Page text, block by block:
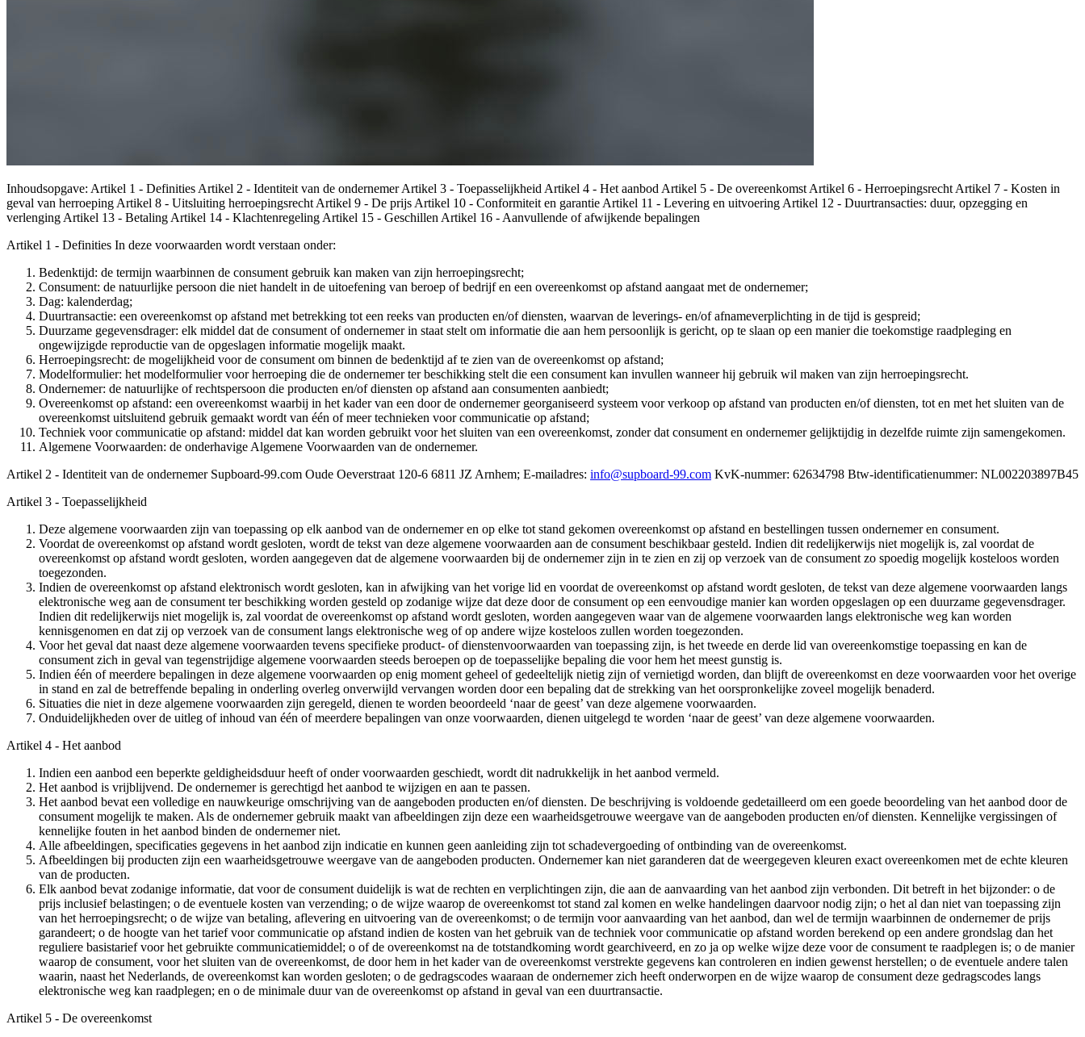
Inhoudsopgave: Artikel 1 - Definities Artikel 2 - Identiteit van de ondernemer Artikel 3 - Toepasselijkheid Artikel 4 - Het aanbod Artikel 5 - De overeenkomst Artikel 6 - Herroepingsrecht Artikel 7 - Kosten in
geval van herroeping Artikel 8 - Uitsluiting herroepingsrecht Artikel 9 - De prijs Artikel 10 - Conformiteit en garantie Artikel 11 - Levering en uitvoering Artikel 12 - Duurtransacties: duur, opzegging en
verlenging Artikel 13 - Betaling Artikel 14 - Klachtenregeling Artikel 15 - Geschillen Artikel 16 - Aanvullende of afwijkende bepalingen
Artikel 1 - Definities In deze voorwaarden wordt verstaan onder:
Bedenktijd: de termijn waarbinnen de consument gebruik kan maken van zijn herroepingsrecht;
Consument: de natuurlijke persoon die niet handelt in de uitoefening van beroep of bedrijf en een overeenkomst op afstand aangaat met de ondernemer;
Dag: kalenderdag;
Duurtransactie: een overeenkomst op afstand met betrekking tot een reeks van producten en/of diensten, waarvan de leverings- en/of afnameverplichting in de tijd is gespreid;
Duurzame gegevensdrager: elk middel dat de consument of ondernemer in staat stelt om informatie die aan hem persoonlijk is gericht, op te slaan op een manier die toekomstige raadpleging en
ongewijzigde reproductie van de opgeslagen informatie mogelijk maakt.
Herroepingsrecht: de mogelijkheid voor de consument om binnen de bedenktijd af te zien van de overeenkomst op afstand;
Modelformulier: het modelformulier voor herroeping die de ondernemer ter beschikking stelt die een consument kan invullen wanneer hij gebruik wil maken van zijn herroepingsrecht.
Ondernemer: de natuurlijke of rechtspersoon die producten en/of diensten op afstand aan consumenten aanbiedt;
Overeenkomst op afstand: een overeenkomst waarbij in het kader van een door de ondernemer georganiseerd systeem voor verkoop op afstand van producten en/of diensten, tot en met het sluiten van de
overeenkomst uitsluitend gebruik gemaakt wordt van één of meer technieken voor communicatie op afstand;
Techniek voor communicatie op afstand: middel dat kan worden gebruikt voor het sluiten van een overeenkomst, zonder dat consument en ondernemer gelijktijdig in dezelfde ruimte zijn samengekomen.
Algemene Voorwaarden: de onderhavige Algemene Voorwaarden van de ondernemer.
Artikel 2 - Identiteit van de ondernemer Supboard-99.com Oude Oeverstraat 120-6 6811 JZ Arnhem; E-mailadres: info@supboard-99.com KvK-nummer: 62634798 Btw-identificatienummer: NL002203897B45
Artikel 3 - Toepasselijkheid
Deze algemene voorwaarden zijn van toepassing op elk aanbod van de ondernemer en op elke tot stand gekomen overeenkomst op afstand en bestellingen tussen ondernemer en consument.
Voordat de overeenkomst op afstand wordt gesloten, wordt de tekst van deze algemene voorwaarden aan de consument beschikbaar gesteld. Indien dit redelijkerwijs niet mogelijk is, zal voordat de
overeenkomst op afstand wordt gesloten, worden aangegeven dat de algemene voorwaarden bij de ondernemer zijn in te zien en zij op verzoek van de consument zo spoedig mogelijk kosteloos worden
toegezonden.
Indien de overeenkomst op afstand elektronisch wordt gesloten, kan in afwijking van het vorige lid en voordat de overeenkomst op afstand wordt gesloten, de tekst van deze algemene voorwaarden langs
elektronische weg aan de consument ter beschikking worden gesteld op zodanige wijze dat deze door de consument op een eenvoudige manier kan worden opgeslagen op een duurzame gegevensdrager.
Indien dit redelijkerwijs niet mogelijk is, zal voordat de overeenkomst op afstand wordt gesloten, worden aangegeven waar van de algemene voorwaarden langs elektronische weg kan worden
kennisgenomen en dat zij op verzoek van de consument langs elektronische weg of op andere wijze kosteloos zullen worden toegezonden.
Voor het geval dat naast deze algemene voorwaarden tevens specifieke product- of dienstenvoorwaarden van toepassing zijn, is het tweede en derde lid van overeenkomstige toepassing en kan de
consument zich in geval van tegenstrijdige algemene voorwaarden steeds beroepen op de toepasselijke bepaling die voor hem het meest gunstig is.
Indien één of meerdere bepalingen in deze algemene voorwaarden op enig moment geheel of gedeeltelijk nietig zijn of vernietigd worden, dan blijft de overeenkomst en deze voorwaarden voor het overige
in stand en zal de betreffende bepaling in onderling overleg onverwijld vervangen worden door een bepaling dat de strekking van het oorspronkelijke zoveel mogelijk benaderd.
Situaties die niet in deze algemene voorwaarden zijn geregeld, dienen te worden beoordeeld ‘naar de geest’ van deze algemene voorwaarden.
Onduidelijkheden over de uitleg of inhoud van één of meerdere bepalingen van onze voorwaarden, dienen uitgelegd te worden ‘naar de geest’ van deze algemene voorwaarden.
Artikel 4 - Het aanbod
Indien een aanbod een beperkte geldigheidsduur heeft of onder voorwaarden geschiedt, wordt dit nadrukkelijk in het aanbod vermeld.
Het aanbod is vrijblijvend. De ondernemer is gerechtigd het aanbod te wijzigen en aan te passen.
Het aanbod bevat een volledige en nauwkeurige omschrijving van de aangeboden producten en/of diensten. De beschrijving is voldoende gedetailleerd om een goede beoordeling van het aanbod door de
consument mogelijk te maken. Als de ondernemer gebruik maakt van afbeeldingen zijn deze een waarheidsgetrouwe weergave van de aangeboden producten en/of diensten. Kennelijke vergissingen of
kennelijke fouten in het aanbod binden de ondernemer niet.
Alle afbeeldingen, specificaties gegevens in het aanbod zijn indicatie en kunnen geen aanleiding zijn tot schadevergoeding of ontbinding van de overeenkomst.
Afbeeldingen bij producten zijn een waarheidsgetrouwe weergave van de aangeboden producten. Ondernemer kan niet garanderen dat de weergegeven kleuren exact overeenkomen met de echte kleuren
van de producten.
Elk aanbod bevat zodanige informatie, dat voor de consument duidelijk is wat de rechten en verplichtingen zijn, die aan de aanvaarding van het aanbod zijn verbonden. Dit betreft in het bijzonder: o de
prijs inclusief belastingen; o de eventuele kosten van verzending; o de wijze waarop de overeenkomst tot stand zal komen en welke handelingen daarvoor nodig zijn; o het al dan niet van toepassing zijn
van het herroepingsrecht; o de wijze van betaling, aflevering en uitvoering van de overeenkomst; o de termijn voor aanvaarding van het aanbod, dan wel de termijn waarbinnen de ondernemer de prijs
garandeert; o de hoogte van het tarief voor communicatie op afstand indien de kosten van het gebruik van de techniek voor communicatie op afstand worden berekend op een andere grondslag dan het
reguliere basistarief voor het gebruikte communicatiemiddel; o of de overeenkomst na de totstandkoming wordt gearchiveerd, en zo ja op welke wijze deze voor de consument te raadplegen is; o de manier
waarop de consument, voor het sluiten van de overeenkomst, de door hem in het kader van de overeenkomst verstrekte gegevens kan controleren en indien gewenst herstellen; o de eventuele andere talen
waarin, naast het Nederlands, de overeenkomst kan worden gesloten; o de gedragscodes waaraan de ondernemer zich heeft onderworpen en de wijze waarop de consument deze gedragscodes langs
elektronische weg kan raadplegen; en o de minimale duur van de overeenkomst op afstand in geval van een duurtransactie.
Artikel 5 - De overeenkomst